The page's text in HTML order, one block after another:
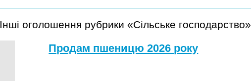
Інші оголошення рубрики «Сільське господарство»
Продам пшеницю 2026 року